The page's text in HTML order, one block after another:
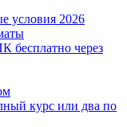
условия 2026
бесплатно через
курс или два по